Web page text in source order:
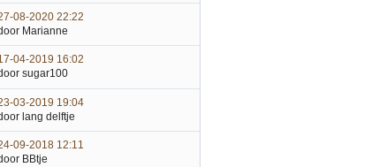
08-2020 22:22
Marianne
04-2019 16:02
sugar100
03-2019 19:04
lang delftje
09-2018 12:11
BBtje